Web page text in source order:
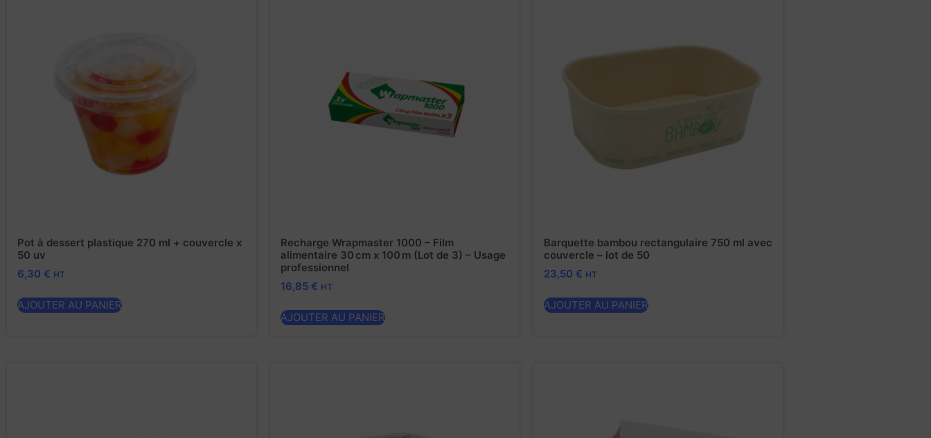
Pot à dessert plastique 270 ml + couvercle x
50 uv
6,30 € HT
AJOUTER AU PANIER
Recharge Wrapmaster 1000 – Film
alimentaire 30 cm x 100 m (Lot de 3) – Usage
professionnel
16,85 € HT
AJOUTER AU PANIER
Barquette bambou rectangulaire 750 ml avec
couvercle – lot de 50
23,50 € HT
AJOUTER AU PANIER